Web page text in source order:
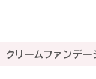
クリームファンデー